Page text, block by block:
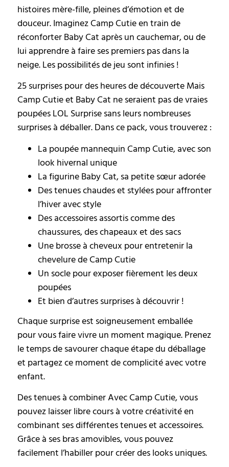
histoires mère-fille, pleines d’émotion et de
douceur. Imaginez Camp Cutie en train de
réconforter Baby Cat après un cauchemar, ou de
lui apprendre à faire ses premiers pas dans la
neige. Les possibilités de jeu sont infinies !
25 surprises pour des heures de découverte Mais
Camp Cutie et Baby Cat ne seraient pas de vraies
poupées LOL Surprise sans leurs nombreuses
surprises à déballer. Dans ce pack, vous trouverez :
La poupée mannequin Camp Cutie, avec son
look hivernal unique
La figurine Baby Cat, sa petite sœur adorée
Des tenues chaudes et stylées pour affronter
l’hiver avec style
Des accessoires assortis comme des
chaussures, des chapeaux et des sacs
Une brosse à cheveux pour entretenir la
chevelure de Camp Cutie
Un socle pour exposer fièrement les deux
poupées
Et bien d’autres surprises à découvrir !
Chaque surprise est soigneusement emballée
pour vous faire vivre un moment magique. Prenez
le temps de savourer chaque étape du déballage
et partagez ce moment de complicité avec votre
enfant.
Des tenues à combiner Avec Camp Cutie, vous
pouvez laisser libre cours à votre créativité en
combinant ses différentes tenues et accessoires.
Grâce à ses bras amovibles, vous pouvez
facilement l’habiller pour créer des looks uniques.